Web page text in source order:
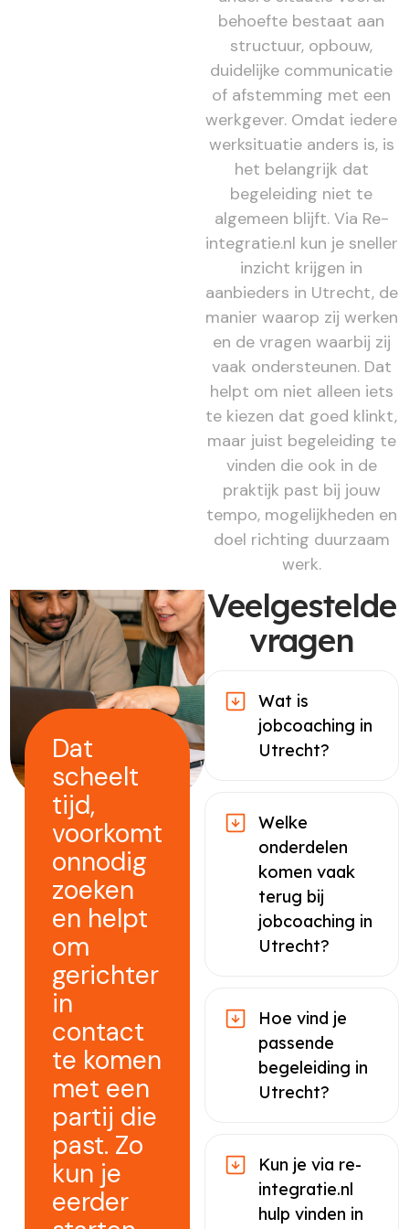
behoefte bestaat aan
structuur, opbouw,
duidelijke communicatie
of afstemming met een
werkgever. Omdat iedere
werksituatie anders is, is
het belangrijk dat
begeleiding niet te
algemeen blijft. Via Re-
integratie.nl kun je sneller
inzicht krijgen in
aanbieders in Utrecht, de
manier waarop zij werken
en de vragen waarbij zij
vaak ondersteunen. Dat
helpt om niet alleen iets
te kiezen dat goed klinkt,
maar juist begeleiding te
vinden die ook in de
praktijk past bij jouw
tempo, mogelijkheden en
doel richting duurzaam
werk.
Dat
scheelt
tijd,
voorkomt
onnodig
zoeken
en helpt
om
gerichter
in
contact
te komen
met een
partij die
past. Zo
kun je
eerder
Veelgestelde
vragen
Wat is
jobcoaching in
Utrecht?
Welke
onderdelen
komen vaak
terug bij
jobcoaching in
Utrecht?
Hoe vind je
passende
begeleiding in
Utrecht?
Kun je via re-
integratie.nl
hulp vinden in